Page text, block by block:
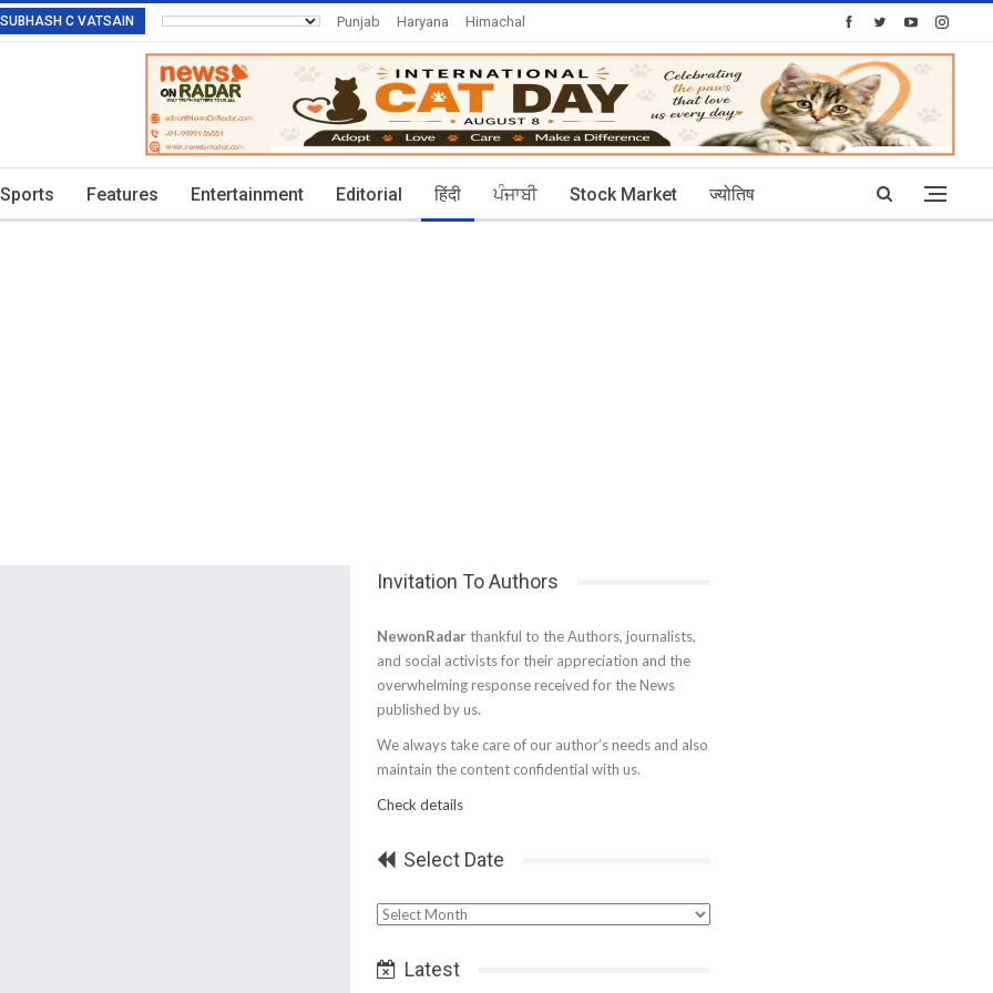
C VATSAIN Punjab Haryana
Himachal
Invitation To Authors
Today's Posts: 0
Sports Features Entertainment Editorial हिंदी ਪੰਜਾਬੀ Stock Market ज्योतिष
Invitation To Authors
NewonRadar thankful to the Authors, journalists,
and social activists for their appreciation and the
overwhelming response received for the News
published by us.
We always take care of our author’s needs and also
maintain the content confidential with us.
Check details
Select Date
Select
Latest